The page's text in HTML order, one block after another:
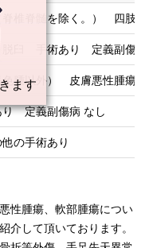
脊椎脊髄を除く。） 四
脱臼 手術あり 定義副傷
色腫以外） 皮膚悪性腫瘍
定義副傷病 なし
の手術あり
性腫瘍、軟部腫瘍につい
介して頂いております。